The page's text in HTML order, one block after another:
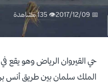
📅 2017/12/09 👁 135 مشاهدة
حي القيروان الرياض وهو
الملك سلمان بين طريق أنس